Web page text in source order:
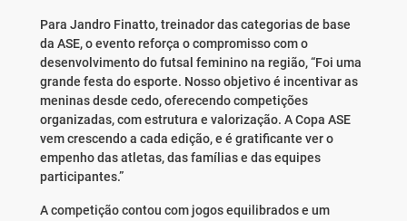
Para Jandro Finatto, treinador das categorias de base
da ASE, o evento reforça o compromisso com o
desenvolvimento do futsal feminino na região, “Foi uma
grande festa do esporte. Nosso objetivo é incentivar as
meninas desde cedo, oferecendo competições
organizadas, com estrutura e valorização. A Copa ASE
vem crescendo a cada edição, e é gratificante ver o
empenho das atletas, das famílias e das equipes
participantes.”
A competição contou com jogos equilibrados e um